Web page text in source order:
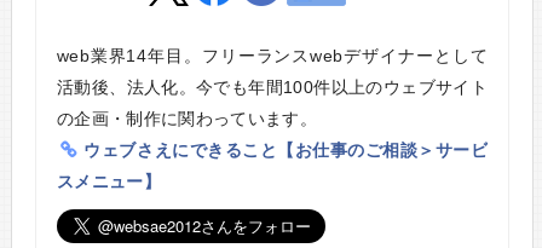
web業界14年目。フリーランスwebデザイナーとして
活動後、法人化。今でも年間100件以上のウェブサイト
の企画・制作に関わっています。
ウェブさえにできること【お仕事のご相談＞サービ
スメニュー】